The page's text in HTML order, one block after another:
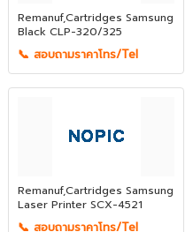
Remanuf,Cartridges Samsung
Black CLP-320/325
📞 สอบถามราคาโทร/Tel
Remanuf,Cartridges Samsung
Laser Printer SCX-4521
📞 สอบถามราคาโทร/Tel